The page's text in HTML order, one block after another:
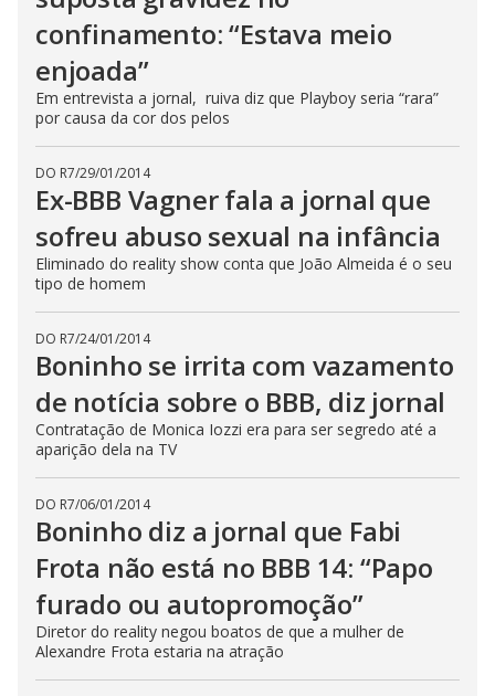
confinamento: “Estava meio
enjoada”
Em entrevista a jornal, ruiva diz que Playboy seria “rara”
por causa da cor dos pelos
DO R7/29/01/2014
Ex-BBB Vagner fala a jornal que
sofreu abuso sexual na infância
Eliminado do reality show conta que João Almeida é o seu
tipo de homem
DO R7/24/01/2014
Boninho se irrita com vazamento
de notícia sobre o BBB, diz jornal
Contratação de Monica Iozzi era para ser segredo até a
aparição dela na TV
DO R7/06/01/2014
Boninho diz a jornal que Fabi
Frota não está no BBB 14: “Papo
furado ou autopromoção”
Diretor do reality negou boatos de que a mulher de
Alexandre Frota estaria na atração